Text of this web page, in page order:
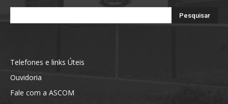
Telefones e links Úteis
Ouvidoria
Fale com a ASCOM